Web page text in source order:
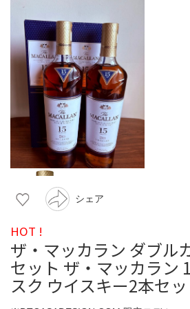
シェア
HOT !
ザ・マッカラン ダブル
セット ザ・マッカラン
スク ウイスキー2本セ